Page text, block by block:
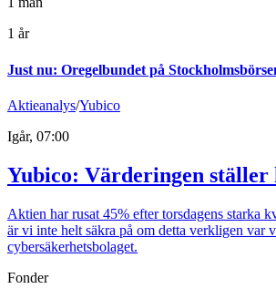
1 år
Just nu: Oregelbundet på
Aktieanalys/Yubico
Igår, 07:00
Yubico: Värderingen ställer
Aktien har rusat 45% efter torsdagens starka
är vi inte helt säkra på om detta verkligen var
cybersäkerhetsbolaget.
Fonder